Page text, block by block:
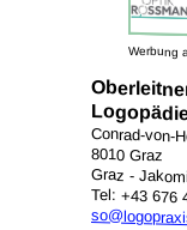
Werbung
Conrad-von-
8010 Graz
Graz -
Tel: +43 676